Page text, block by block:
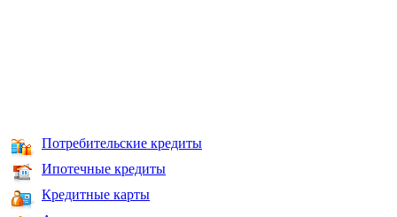
Потребительские кредиты
Ипотечные кредиты
Кредитные карты